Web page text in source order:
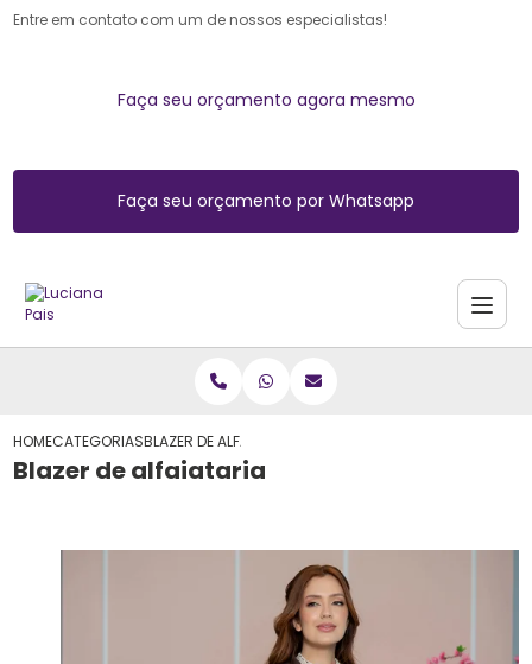
Entre em contato com um de nossos especialistas!
Faça seu orçamento agora mesmo
Faça seu orçamento por Whatsapp
HOMECATEGORIASBLAZER DE ALFAIATARIA
Blazer de alfaiataria